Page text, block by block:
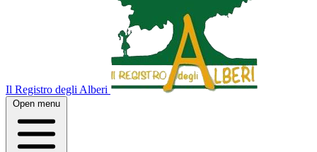
Il Registro degli Alberi
Open menu